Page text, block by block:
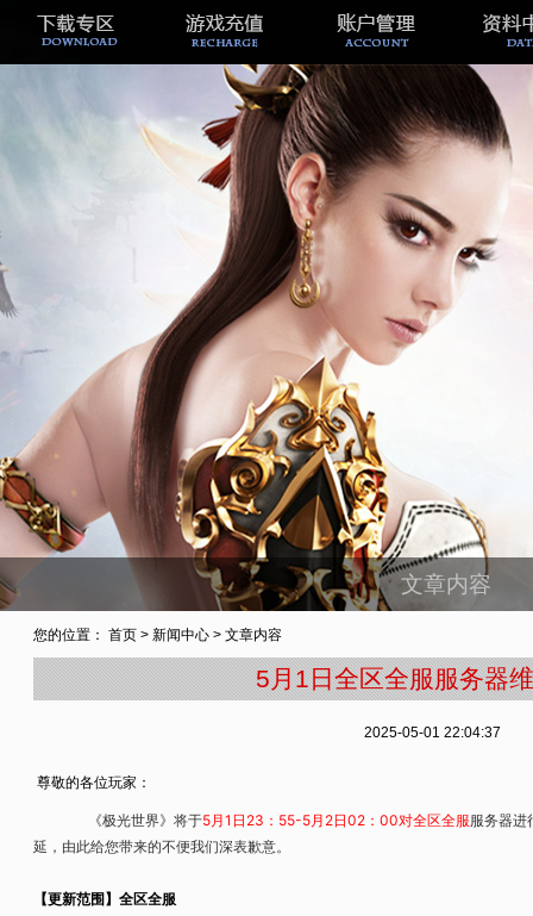
文章内容
您的位置： 首页 > 新闻中心 > 文章内容
5月1日全区全服服务器
2025-05-01 22:04:37
尊敬的各位玩家：
《极光世界》将于5月1日23：55-5月2日02：00对全区全服服务器进
延，由此给您带来的不便我们深表歉意。
【更新范围】全区全服